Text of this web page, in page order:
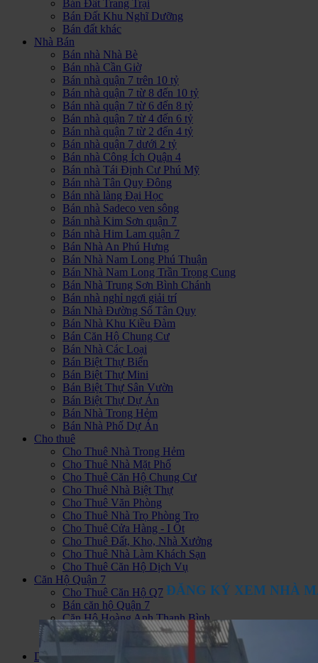
Bán Đất Trang Trại
Bán Đất Khu Nghĩ Dưỡng
Bán đất khác
Nhà Bán
Bán nhà Nhà Bè
Bán nhà Cần Giờ
Bán nhà quận 7 trên 10 tỷ
Bán nhà quận 7 từ 8 đến 10 tỷ
Bán nhà quận 7 từ 6 đến 8 tỷ
Bán nhà quận 7 từ 4 đến 6 tỷ
Bán nhà quận 7 từ 2 đến 4 tỷ
Bán nhà quận 7 dưới 2 tỷ
Bán nhà Công Ích Quận 4
Bán nhà Tái Định Cư Phú Mỹ
Bán nhà Tân Quy Đông
Bán nhà làng Đại Học
Bán nhà Sadeco ven sông
Bán nhà Kim Sơn quận 7
Bán nhà Him Lam quận 7
Bán Nhà An Phú Hưng
Bán Nhà Nam Long Phú Thuận
Bán Nhà Nam Long Trần Trọng Cung
Bán Nhà Trung Sơn Bình Chánh
Bán nhà nghỉ ngơi giải trí
Bán Nhà Đường Số Tân Quy
Bán Nhà Khu Kiều Đàm
Bán Căn Hộ Chung Cư
Bán Nhà Các Loại
Bán Biệt Thự Biển
Bán Biệt Thự Mini
Bán Biệt Thự Sân Vườn
Bán Biệt Thự Dự Án
Bán Nhà Trong Hẻm
Bán Nhà Phố Dự Án
Cho thuê
Cho Thuê Nhà Trong Hẻm
Cho Thuê Nhà Mặt Phố
Cho Thuê Căn Hộ Chung Cư
Cho Thuê Nhà Biệt Thự
Cho Thuê Văn Phòng
Cho Thuê Nhà Trọ Phòng Trọ
Cho Thuê Cửa Hàng - I Ốt
Cho Thuê Đất, Kho, Nhà Xưởng
Cho Thuê Nhà Làm Khách Sạn
Cho Thuê Căn Hộ Dịch Vụ
Căn Hộ Quận 7
Cho Thuê Căn Hộ Q7
Bán căn hộ Quận 7
Căn Hộ Hoàng Anh Thanh Bình
Căn Hộ Sunrise City
Hoàng Anh Gia Lai 1
Dự án
ĐĂNG KÝ XEM NHÀ